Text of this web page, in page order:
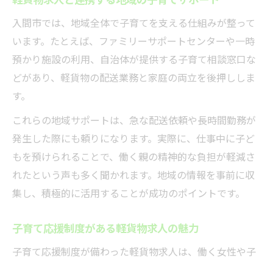
入間市では、地域全体で子育てを支える仕組みが整って
います。たとえば、ファミリーサポートセンターや一時
預かり施設の利用、自治体が提供する子育て相談窓口な
どがあり、軽貨物の配送業務と家庭の両立を後押ししま
す。
これらの地域サポートは、急な配送依頼や長時間勤務が
発生した際にも頼りになります。実際に、仕事中に子ど
もを預けられることで、働く親の精神的な負担が軽減さ
れたという声も多く聞かれます。地域の情報を事前に収
集し、積極的に活用することが成功のポイントです。
子育て応援制度がある軽貨物求人の魅力
子育て応援制度が備わった軽貨物求人は、働く女性や子